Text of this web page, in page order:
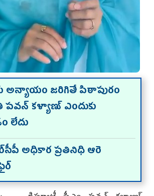
అన్యాయం జ‌రిగితే పిఠాపురం
క‌ళ్యాణ్ ఎందుకు
లేదు
అధికార ప్ర‌తినిధి ఆరె